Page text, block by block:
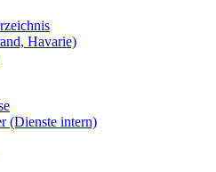
Havarie)
(Dienste intern)